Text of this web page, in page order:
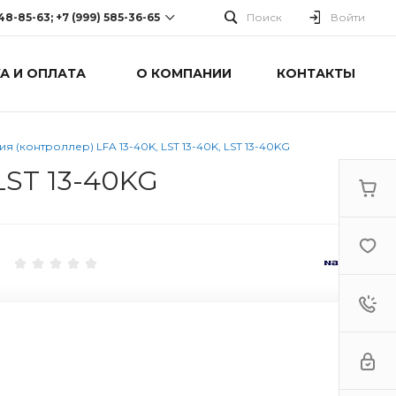
85-63; +7 (999) 585-36-65
63; +7 (999) 585-36-65
Поиск Войти
И ОПЛАТА О КОМПАНИИ КОНТАКТЫ
(контроллер) LFA 13-40K, LST 13-40K, LST 13-40KG
13-40KG